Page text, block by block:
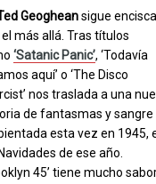
Geogheansigue
más allá. Tras títulos
‘Satanic Panic’, ‘Todavía
aquí’ o ‘The Disco
nos traslada a una
de fantasmas y sangre
esta vez en 1945,
de ese año.
45’ tiene mucho